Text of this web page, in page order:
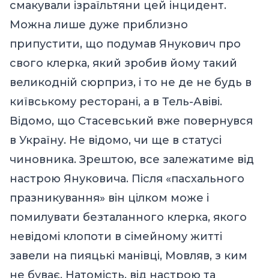
смакували ізраїльтяни цей інцидент.
Можна лише дуже приблизно
припустити, що подумав Янукович про
свого клерка, який зробив йому такий
великодній сюрприз, і то не де не будь в
київському ресторані, а в Тель-Авіві.
Відомо, що Стасевський вже повернувся
в Україну. Не відомо, чи ще в статусі
чиновника. Зрештою, все залежатиме від
настрою Януковича. Після «пасхального
празникування» він цілком може і
помилувати безталанного клерка, якого
невідомі клопоти в сімейному житті
завели на пияцькі манівці, Мовляв, з ким
не буває. Натомість, від настрою та